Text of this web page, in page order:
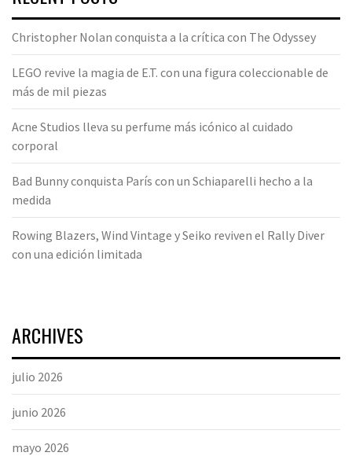
Christopher Nolan conquista a la crítica con The Odyssey
LEGO revive la magia de E.T. con una figura coleccionable de
más de mil piezas
Acne Studios lleva su perfume más icónico al cuidado
corporal
Bad Bunny conquista París con un Schiaparelli hecho a la
medida
Rowing Blazers, Wind Vintage y Seiko reviven el Rally Diver
con una edición limitada
ARCHIVES
julio 2026
junio 2026
mayo 2026